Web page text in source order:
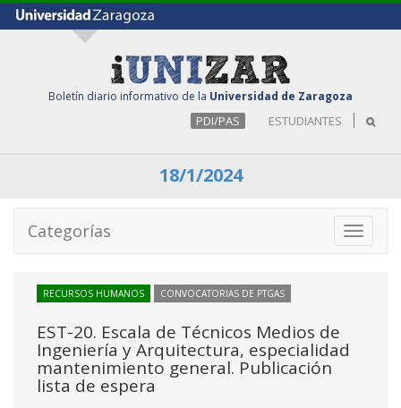
Boletín diario informativo de la Universidad de Zaragoza
PDI/PAS ESTUDIANTES
18/1/2024
Toggle
Categorías
RECURSOS HUMANOS CONVOCATORIAS DE PTGAS
EST-20. Escala de Técnicos Medios de
Ingeniería y Arquitectura, especialidad
mantenimiento general. Publicación
lista de espera